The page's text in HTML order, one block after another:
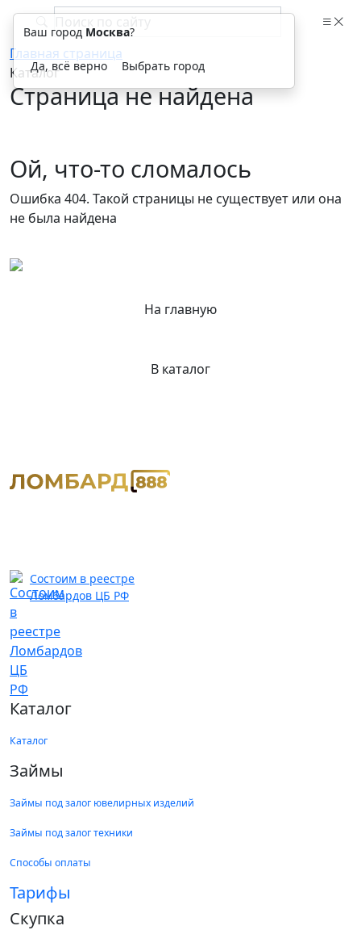
Главная страница
Каталог
Страница не найдена
Ой, что-то сломалось
Ошибка 404. Такой страницы не существует или она
не была найдена
На главную
В каталог
Состоим в реестре
Ломбардов ЦБ РФ
Каталог
Каталог
Займы
Займы под залог ювелирных изделий
Займы под залог техники
Способы оплаты
Тарифы
Скупка
Ваш город Москва?
Да, всё верно Выбрать город